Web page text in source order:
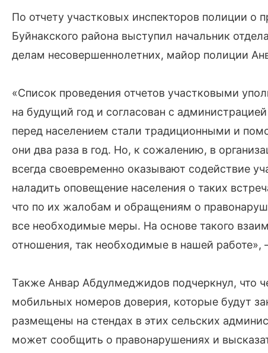
По отчету участковых инспекторов полиции о
Буйнакского района выступил начальник
делам несовершеннолетних, майор полиции
«Список проведения отчетов участковыми
на будущий год и согласован с
перед населением стали традиционными и
они два раза в год. Но, к сожалению, в
всегда своевременно оказывают содействие
наладить оповещение населения о таких
что по их жалобам и обращениям о
все необходимые меры. На основе такого
отношения, так необходимые в нашей работе»,
Также Анвар Абдулмеджидов подчеркнул, что
мобильных номеров доверия, которые будут
размещены на стендах в этих сельских
может сообщить о правонарушениях и